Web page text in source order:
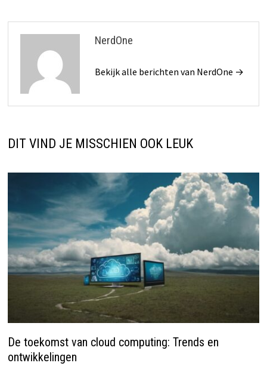
NerdOne
Bekijk alle berichten van NerdOne →
DIT VIND JE MISSCHIEN OOK LEUK
De toekomst van cloud computing: Trends en
ontwikkelingen